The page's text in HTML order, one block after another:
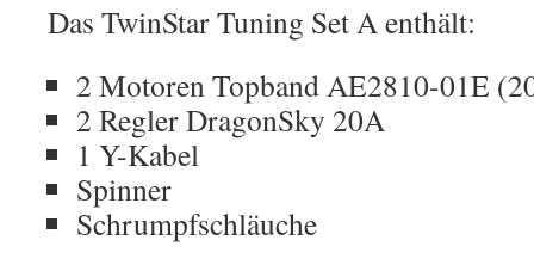
Das TwinStar Tuning Set A enthält:
2 Motoren Topband AE2810-01E
2 Regler DragonSky 20A
1 Y-Kabel
Spinner
Schrumpfschläuche